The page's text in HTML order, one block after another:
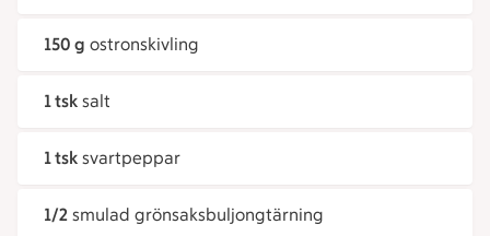
150 g ostronskivling
1 tsk salt
1 tsk svartpeppar
1/2 smulad grönsaksbuljongtärning